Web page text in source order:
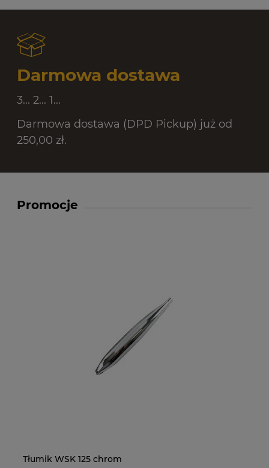
Darmowa dostawa
3... 2... 1...
Darmowa dostawa (DPD Pickup) już od
250,00 zł.
Promocje
Tłumik WSK 125 chrom